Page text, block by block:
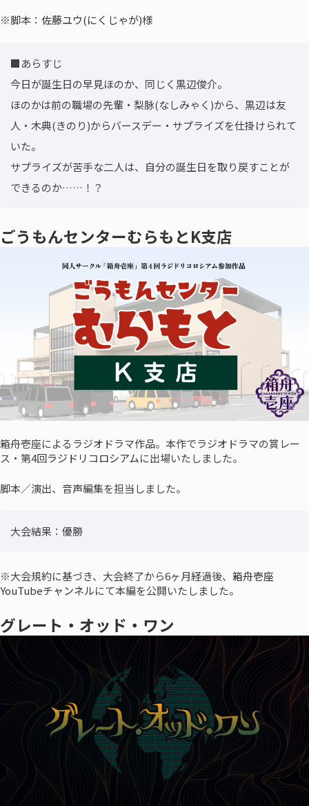
※脚本： 佐藤ユウ(にくじゃが)様
■あらすじ
今日が誕生日の早見ほのか、同じく黒辺俊介。
ほのかは前の職場の先輩・梨脉(なしみゃく)から、黒辺は友
人・木典(きのり)からバースデー・サプライズを仕掛けられて
いた。
サプライズが苦手な二人は、自分の誕生日を取り戻すことが
できるのか……！？
ごうもんセンターむらもとK支店
箱舟壱座によるラジオドラマ作品。本作でラジオドラマの賞レー
ス・第4回ラジドリコロシアムに出場いたしました。
脚本／演出、音声編集を担当しました。
大会結果：優勝
※大会規約に基づき、大会終了から6ヶ月経過後、 箱舟壱座
YouTubeチャンネルにて本編を公開いたしました。
グレート・オッド・ワン